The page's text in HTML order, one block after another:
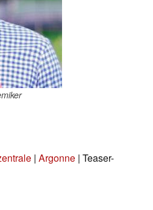
| Argonne | Teaser-